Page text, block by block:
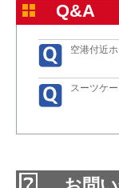
Q&A
空港付近
スーツケ